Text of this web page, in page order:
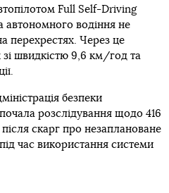
Full Self-Driving
автономного водіння не
перехрестях. Через це
швидкістю 9,6 км/год та
безпеки
розслідування щодо 416
після скарг про незаплановане
час використання системи